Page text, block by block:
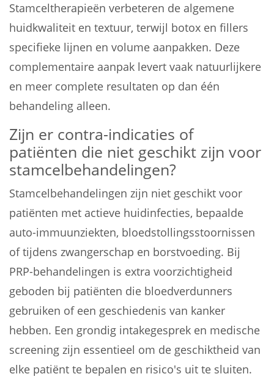
Stamceltherapieën verbeteren de algemene
huidkwaliteit en textuur, terwijl botox en fillers
specifieke lijnen en volume aanpakken. Deze
complementaire aanpak levert vaak natuurlijkere
en meer complete resultaten op dan één
behandeling alleen.
Zijn er contra-indicaties of
patiënten die niet geschikt zijn voor
stamcelbehandelingen?
Stamcelbehandelingen zijn niet geschikt voor
patiënten met actieve huidinfecties, bepaalde
auto-immuunziekten, bloedstollingsstoornissen
of tijdens zwangerschap en borstvoeding. Bij
PRP-behandelingen is extra voorzichtigheid
geboden bij patiënten die bloedverdunners
gebruiken of een geschiedenis van kanker
hebben. Een grondig intakegesprek en medische
screening zijn essentieel om de geschiktheid van
elke patiënt te bepalen en risico's uit te sluiten.